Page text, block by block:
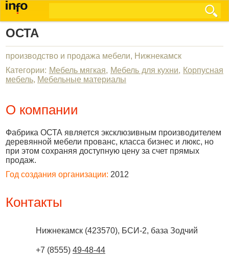
ОСТА
производство и продажа мебели, Нижнекамск
Категории: Мебель мягкая, Мебель для кухни, Корпусная
мебель, Мебельные материалы
О компании
Фабрика ОСТА является эксклюзивным производителем
деревянной мебели прованс, класса бизнес и люкс, но
при этом сохраняя доступную цену за счет прямых
продаж.
Год создания организации: 2012
Контакты
Нижнекамск (423570), БСИ-2, база Зодчий
+7 (8555) 49-48-44